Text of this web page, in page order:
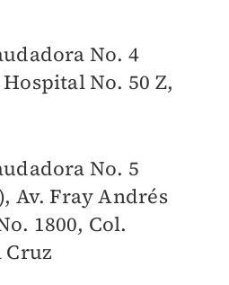
No. 4
No. 50 Z,
No. 5
Av. Fray Andrés
1800, Col.
Cruz